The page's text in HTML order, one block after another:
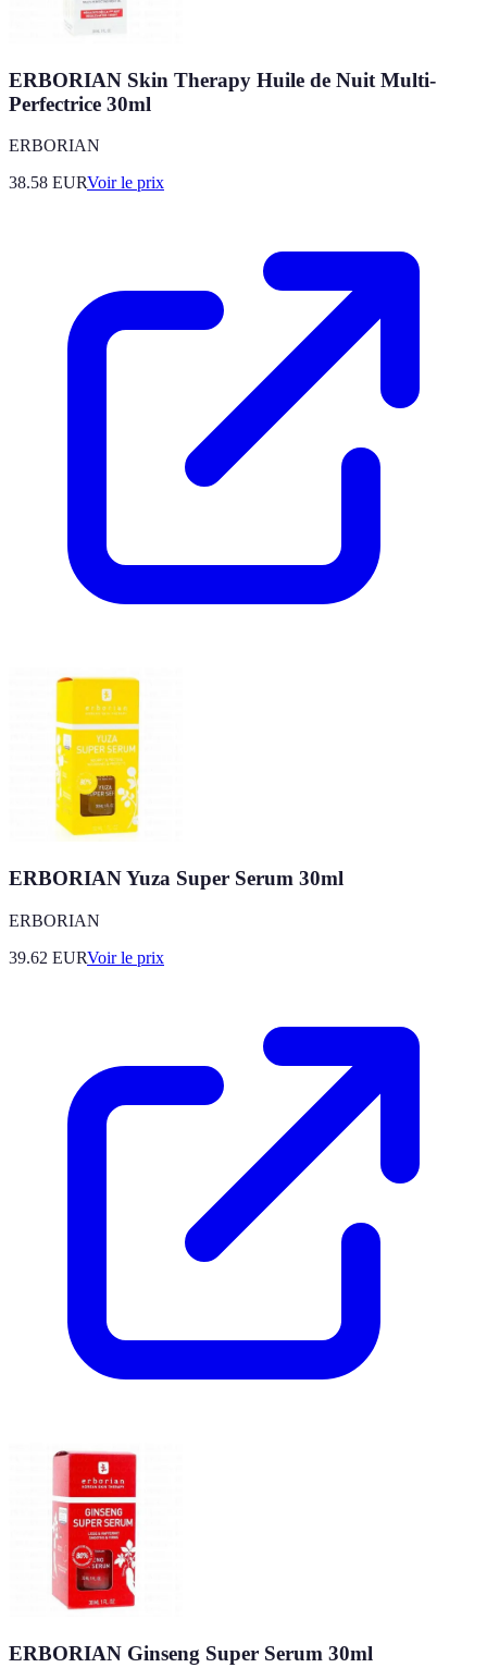
ERBORIAN Skin Therapy Huile de Nuit Multi-
Perfectrice 30ml
ERBORIAN
38.58 EURVoir le prix
ERBORIAN Yuza Super Serum 30ml
ERBORIAN
39.62 EURVoir le prix
ERBORIAN Ginseng Super Serum 30ml